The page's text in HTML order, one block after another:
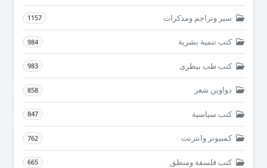
سير وتراجم ومذكرات 1157
كتب تنمية بشرية 984
كتب طب بيطرى 983
دواوين شعر 858
كتب سياسية 847
كمبيوتر وانترنت 762
كتب فلسفة ومنطق 665